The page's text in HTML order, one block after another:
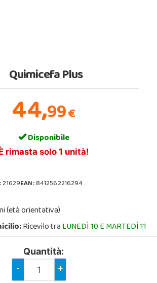
Quimicefa Plus
44,99€
Disponibile
rimasta solo 1 unità!
21629EAN:8412562216294
(età orientativa)
Ricevilo traLUNEDÌ 10 E MARTEDÌ 11
Quantità:
- +